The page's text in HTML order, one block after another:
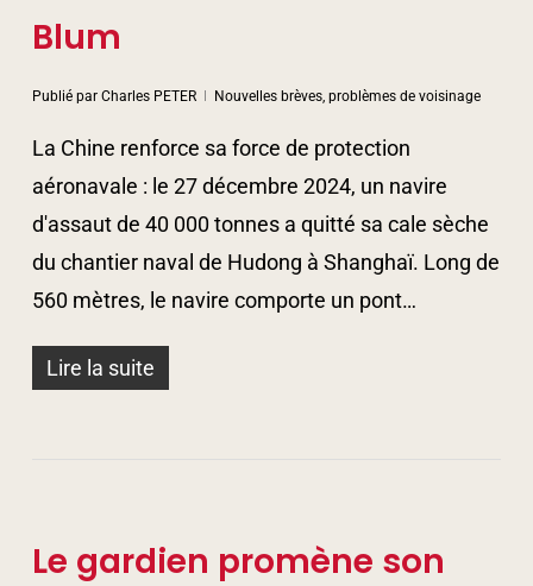
Blum
Publié par Charles PETER Nouvelles brèves, problèmes de voisinage
La Chine renforce sa force de protection
aéronavale : le 27 décembre 2024, un navire
d'assaut de 40 000 tonnes a quitté sa cale sèche
du chantier naval de Hudong à Shanghaï. Long de
560 mètres, le navire comporte un pont…
Lire la suite
Le gardien promène son